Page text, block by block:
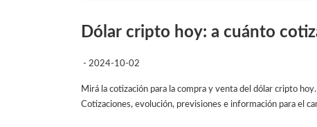
Dólar cripto hoy: a cuánto
- 2024-10-02
Mirá la cotización para la compra y venta del dólar cripto hoy.
Cotizaciones, evolución, previsiones e información para el